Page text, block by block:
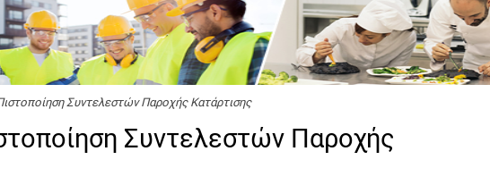
Συντελεστών Παροχής Κατάρτισης
Συντελεστών Παροχής